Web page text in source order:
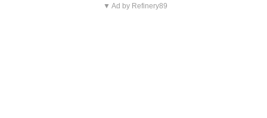
▼ Ad by Refinery89